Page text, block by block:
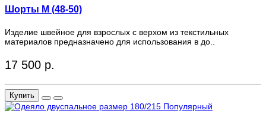
Шорты M (48-50)
Изделие швейное для взрослых с верхом из текстильных
материалов предназначено для использования в до..
17 500 р.
Купить
Популярный